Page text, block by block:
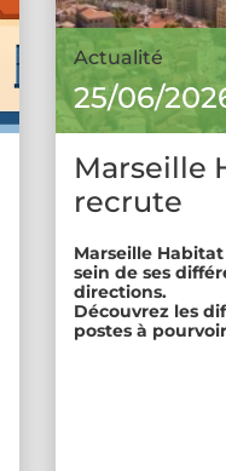
Actualité
25/06/
Marseille
recrute
Marseille
sein de ses
directions.
Découvrez les
postes à